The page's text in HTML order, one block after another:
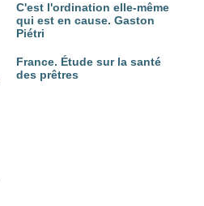
C'est l'ordination elle-même
qui est en cause. Gaston
Piétri
France. Étude sur la santé
des prêtres